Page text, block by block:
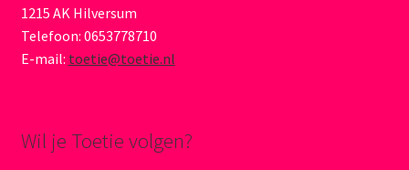
1215 AK Hilversum
Telefoon: 0653778710
E-mail: toetie@toetie.nl
Wil je Toetie volgen?